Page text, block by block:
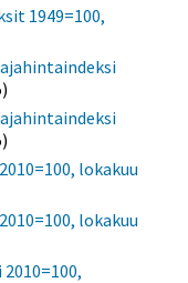
1949=100,
lokakuu
lokakuu